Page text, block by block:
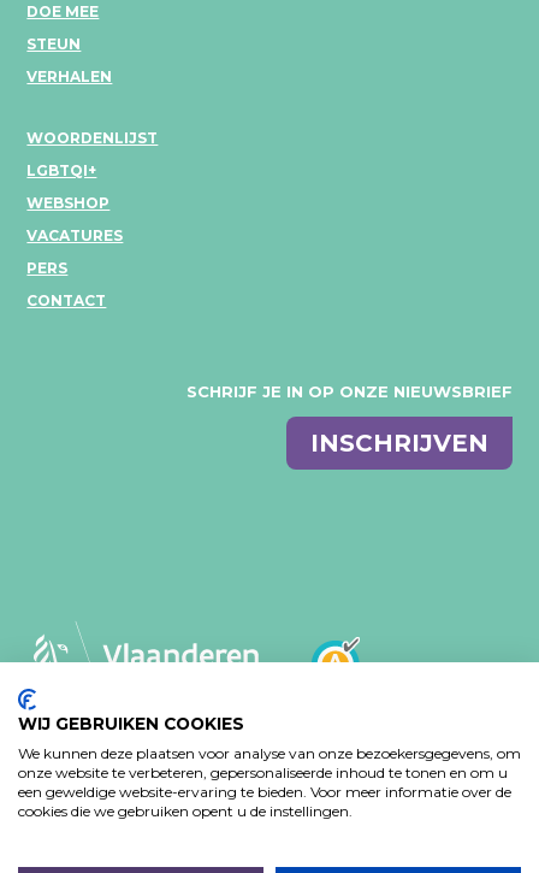
DOE MEE
STEUN
VERHALEN
WOORDENLIJST
LGBTQI+
WEBSHOP
VACATURES
PERS
CONTACT
SCHRIJF JE IN OP ONZE NIEUWSBRIEF
E-
mail
INSCHRIJVEN
MVO-BELEID
PRIVACY VERKLARING
TOEGANKELIJKHEIDSVERKLARING
WIJ GEBRUIKEN COOKIES
We kunnen deze plaatsen voor analyse van onze bezoekersgegevens, om
onze website te verbeteren, gepersonaliseerde inhoud te tonen en om u
een geweldige website-ervaring te bieden. Voor meer informatie over de
cookies die we gebruiken opent u de instellingen.